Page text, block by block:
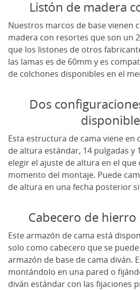
Listón de madera
Nuestros marcos de base vienen
madera con resortes que son un
que los listones de otros
las lamas es de 60mm y es
de colchones disponibles en el
Dos
Esta estructura de cama viene en
de altura estándar, 14 pulgadas y
elegir el ajuste de altura en el que
momento del montaje. Puede
de altura en una fecha posterior
Cabecero de
Este armazón de cama está
solo como cabecero que se
armazón de base de cama diván.
montándolo en una pared o
diván estándar con las fijaciones